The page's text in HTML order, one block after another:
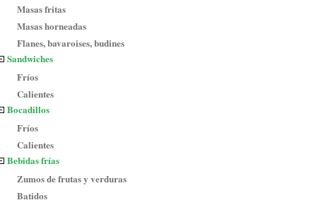
Masas fritas
Masas horneadas
Flanes, bavaroises, budines
Sandwiches
Fríos
Calientes
Bocadillos
Fríos
Calientes
Bebidas frías
Zumos de frutas y verduras
Batidos